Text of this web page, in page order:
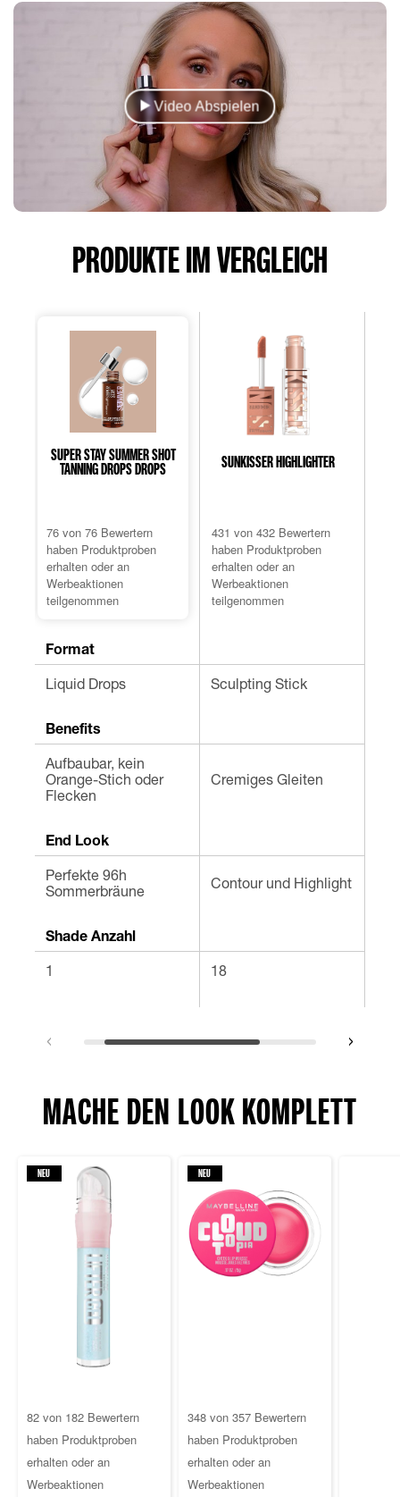
Video Abspielen
PRODUKTE IM VERGLEICH
SUPER STAY SUMMER SHOT
TANNING DROPS DROPS
von
5
Sternen.
76
Bewertungen
76 von 76 Bewertern
haben Produktproben
erhalten oder an
Werbeaktionen
teilgenommen
SUNKISSER HIGHLIGHTER
von
5
Sternen.
432
Bewertungen
431 von 432 Bewertern
haben Produktproben
erhalten oder an
Werbeaktionen
teilgenommen
Format
Liquid Drops Sculpting Stick
Benefits
Aufbaubar, kein
Orange-Stich oder
Flecken
Cremiges Gleiten
End Look
Perfekte 96h
Sommerbräune
Contour und Highlight
Shade Anzahl
1 18
MACHE DEN LOOK KOMPLETT
NEU
von
5
Sternen.
182
82 von 182 Bewertern
haben Produktproben
erhalten oder an
Werbeaktionen
NEU
von
5
Sternen.
357
348 von 357 Bewertern
haben Produktproben
erhalten oder an
Werbeaktionen